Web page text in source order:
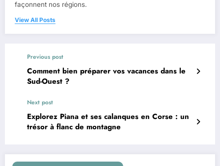
façonnent nos régions.
View All Posts
Previous post
Comment bien préparer vos vacances dans le
Sud-Ouest ?
Next post
Explorez Piana et ses calanques en Corse : un
trésor à flanc de montagne